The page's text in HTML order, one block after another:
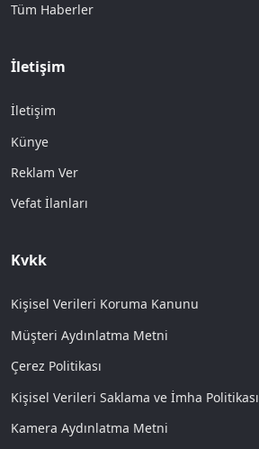
Tüm Haberler
İletişim
İletişim
Künye
Reklam Ver
Vefat İlanları
Kvkk
Kişisel Verileri Koruma Kanunu
Müşteri Aydınlatma Metni
Çerez Politikası
Kişisel Verileri Saklama ve İmha Politikası
Kamera Aydınlatma Metni